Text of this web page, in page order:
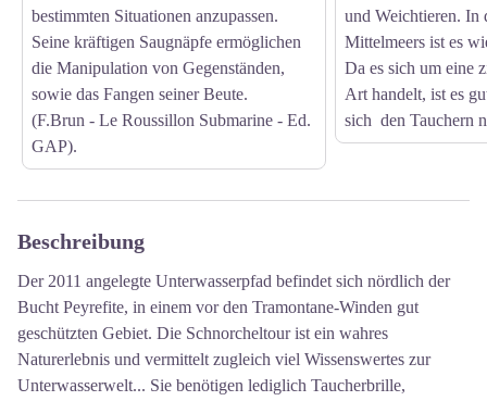
bestimmten Situationen anzupassen.
Seine kräftigen Saugnäpfe ermöglichen
die Manipulation von Gegenständen,
sowie das Fangen seiner Beute.
(F.Brun - Le Roussillon Submarine - Ed.
GAP).
und Weichtieren. In
Mittelmeers ist es
Da es sich um eine
Art handelt, ist es
sich den Tauchern
Beschreibung
Der 2011 angelegte Unterwasserpfad befindet sich nördlich der
Bucht Peyrefite, in einem vor den Tramontane-Winden gut
geschützten Gebiet. Die Schnorcheltour ist ein wahres
Naturerlebnis und vermittelt zugleich viel Wissenswertes zur
Unterwasserwelt... Sie benötigen lediglich Taucherbrille,